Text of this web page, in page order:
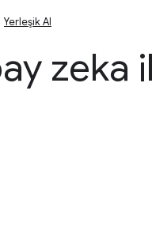
Yerleşik AI
zeka